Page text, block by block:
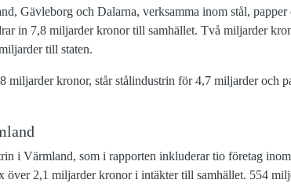
Gävleborg och Dalarna, verksamma inom stål, papper
in 7,8 miljarder kronor till samhället. Två miljarder
till staten.
miljarder kronor, står stålindustrin för 4,7 miljarder och
i Värmland, som i rapporten inkluderar tio företag
över 2,1 miljarder kronor i intäkter till samhället. 554